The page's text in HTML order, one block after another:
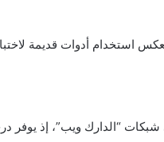
استخدام أدوات قديمة
“الدارك ويب”، إذ يوفر